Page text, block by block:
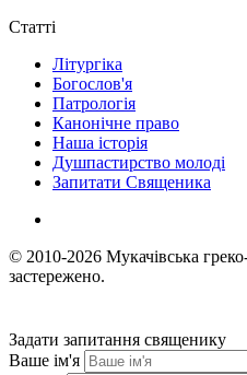
Статті
Літургіка
Богослов'я
Патрологія
Канонічне право
Наша історія
Душпастирство молоді
Запитати Священика
© 2010-2026 Мукачівська
застережено.
Задати запитання священику
Ваше ім'я